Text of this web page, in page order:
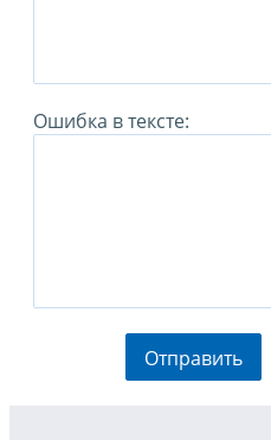
Ошибка в тексте:
Отправить